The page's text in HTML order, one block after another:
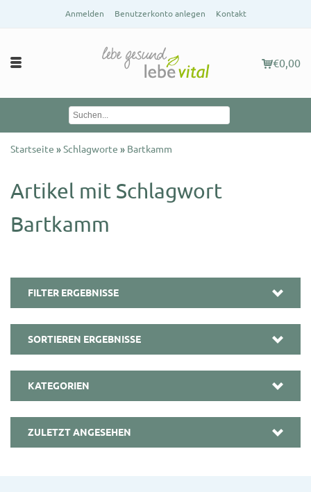
Anmelden Benutzerkonto anlegen Kontakt
€0,00
Startseite »Schlagworte » Bartkamm
Artikel mit Schlagwort
Bartkamm
FILTER ERGEBNISSE
SORTIEREN ERGEBNISSE
KATEGORIEN
ZULETZT ANGESEHEN